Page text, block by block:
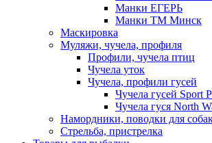
Манки ЕГЕРЬ
Манки ТМ Минск
Маскировка
Муляжи, чучела, профиля
Профили, чучела птиц
Чучела уток
Чучела, профили гусей
Чучела гусей Sport
Чучела гуся North
Намордники, поводки для
Стрельба, пристрелка